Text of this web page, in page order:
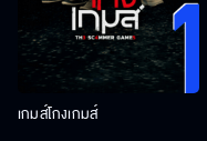
เกมส์โกงเกมส์